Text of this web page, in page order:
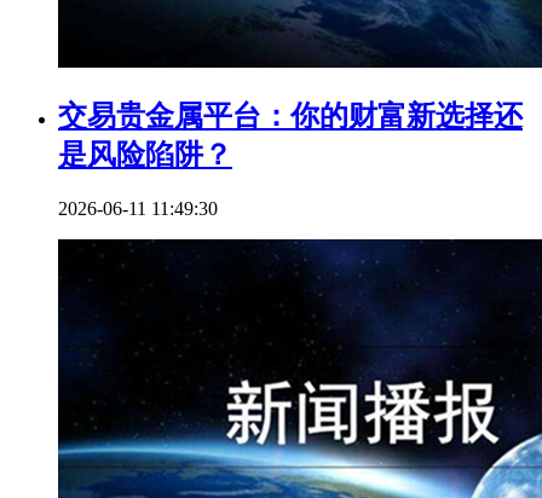
交易贵金属平台：你的财富新选择还
是风险陷阱？
2026-06-11 11:49:30